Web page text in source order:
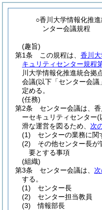
○香川大学情報化推
ンター会議規程
(趣旨)
第1条
この規程は、 香川
キュリティセンター規程
川大学情報化推進統合拠
会議(以下「センター会議
定める。
(任務)
第2条
センター会議は、
ーセキュリティセンター(
滑な運営を図るため、 次
(1)
センターの業務に関
(2)
その他センター長が
要とする事項
(組織)
第3条
センター会議は、
する。
(1)
センター長
(2)
センター担当教員
(3)
情報部長